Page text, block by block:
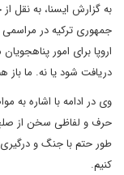
به گزارش ایسنا، به نقل
جمهوری ترکیه در مراسمی
اروپا برای امور
دریافت شود یا نه. ما باز
وی در ادامه با اشاره
حرف و لفاظی سخن از صلح
طور حتم با جنگ و درگیری
کنیم.